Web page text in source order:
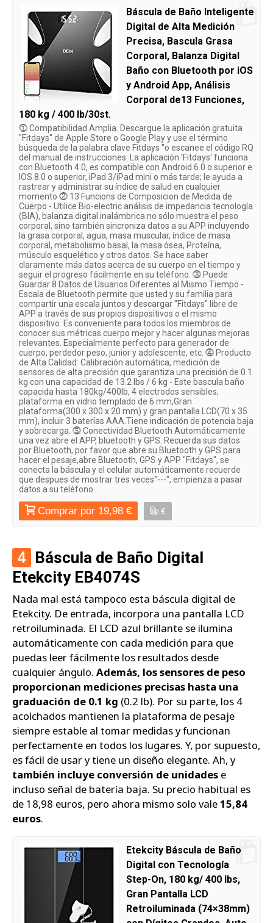
Báscula de Baño Inteligente
Digital de Alta Medición
Precisa, Bascula Grasa
Corporal, Balanza Digital
Baño con Bluetooth por iOS
y Android App, Análisis
Corporal de13 Funciones,
180 kg / 400 lb/30st.
⓵ Compatibilidad Amplia. Descargue la aplicación gratuita
"Fitdays" de Apple Store o Google Play y use el término
búsqueda de la palabra clave Fitdays "o escanee el código RQ
del manual de instrucciones. La aplicación 'Fitdays' funciona
con Bluetooth 4.0, es compatible con Android 6.0 o superior e
IOS 8.0 o superior, iPad 3/iPad mini o más tarde; le ayuda a
rastrear y administrar su índice de salud en cualquier
momento ⓶ 13 Funcions de Composicion de Medida de
Cuerpo - Utilice Bio-electric análisis de impedancia tecnología
(BIA), balanza digital inalámbrica no sólo muestra el peso
corporal, sino también sincroniza datos a su APP incluyendo
la grasa corporal, agua, masa muscular, índice de masa
corporal, metabolismo basal, la masa ósea, Proteína,
músculo esquelético y otros datos. Se hace saber
claramente más datos acerca de su cuerpo en el tiempo y
seguir el progreso fácilmente en su teléfono. ⓷ Puede
Guardar 8 Datos de Usuarios Diferentes al Mismo Tiempo -
Escala de Bluetooth permite que usted y su familia para
compartir una escala juntos y descargar "Fitdays" libre de
APP a través de sus propios dispositivos o el mismo
dispositivo. Es conveniente para todos los miembros de
conocer sus métricas cuerpo mejor y hacer algunas mejoras
relevantes. Especialmente perfecto para generador de
cuerpo, perdedor peso, junior y adolescente, etc. ⓸ Producto
de Alta Calidad: Calibración automática, medición de
sensores de alta precisión que garantiza una precisión de 0.1
kg con una capacidad de 13.2 lbs / 6 kg - Este bascula baño
capacida hasta 180kg/400lb, 4 electrodos sensibles,
plataforma en vidrio templado de 6 mm,Gran
plataforma(300 x 300 x 20 mm) y gran pantalla LCD(70 x 35
mm), incluir 3 baterías AAA.Tiene indicación de potencia baja
y sobrecarga. ⓹ Conectividad Bluetooth Automáticamente
una vez abre el APP, bluetooth y GPS. Recuerda sus datos
por Bluetooth, por favor que abre su Bluetooth y GPS para
hacer el pesaje,abre Bluetooth, GPS y APP "Fitdays", se
conecta la báscula y el celular automáticamente recuerde
que despues de mostrar tres veces"---", empienza a pasar
datos a su teléfono.
Comprar por 19,98 € €
4 Báscula de Baño Digital
Etekcity EB4074S
Nada mal está tampoco esta báscula digital de
Etekcity. De entrada, incorpora una pantalla LCD
retroiluminada. El LCD azul brillante se ilumina
automáticamente con cada medición para que
puedas leer fácilmente los resultados desde
cualquier ángulo. Además, los sensores de peso
proporcionan mediciones precisas hasta una
graduación de 0.1 kg (0.2 lb). Por su parte, los 4
acolchados mantienen la plataforma de pesaje
siempre estable al tomar medidas y funcionan
perfectamente en todos los lugares. Y, por supuesto,
es fácil de usar y tiene un diseño elegante. Ah, y
también incluye conversión de unidades e
incluso señal de batería baja. Su precio habitual es
de 18,98 euros, pero ahora mismo solo vale15,84
euros.
Etekcity Báscula de Baño
Digital con Tecnología
Step-On, 180 kg/ 400 lbs,
Gran Pantalla LCD
Retroiluminada (74×38mm)